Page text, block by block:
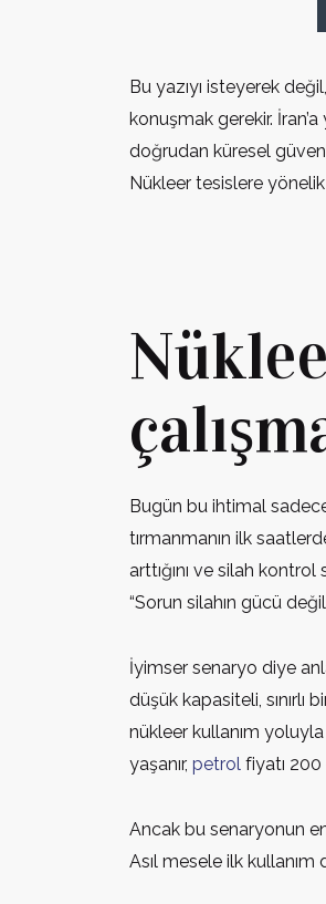
Bu yazıyı isteyerek
konuşmak gerekir.
doğrudan küresel
Nükleer tesislere yönelik
Bugün bu ihtimal
tırmanmanın ilk
arttığını ve silah
“Sorun silahın gücü değil,
İyimser senaryo diye
düşük kapasiteli, sınırlı
nükleer kullanım yoluyla
yaşanır, petrol fiyatı
Ancak bu senaryonun en
Asıl mesele ilk